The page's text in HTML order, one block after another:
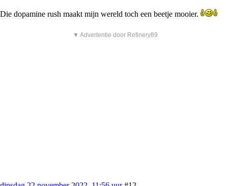
Die dopamine rush maakt mijn wereld toch een beetje mooier.
▼ Advertentie door Refinery89